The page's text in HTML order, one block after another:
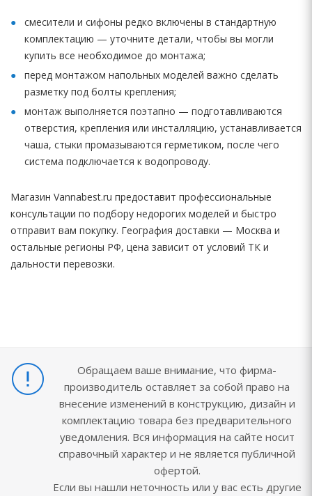
смесители и сифоны редко включены в стандартную
комплектацию — уточните детали, чтобы вы могли
купить все необходимое до монтажа;
перед монтажом напольных моделей важно сделать
разметку под болты крепления;
монтаж выполняется поэтапно — подготавливаются
отверстия, крепления или инсталляцию, устанавливается
чаша, стыки промазываются герметиком, после чего
система подключается к водопроводу.
Магазин Vannabest.ru предоставит профессиональные
консультации по подбору недорогих моделей и быстро
отправит вам покупку. География доставки — Москва и
остальные регионы РФ, цена зависит от условий ТК и
дальности перевозки.
Обращаем ваше внимание, что фирма-
производитель оставляет за собой право на
внесение изменений в конструкцию, дизайн и
комплектацию товара без предварительного
уведомления. Вся информация на сайте носит
справочный характер и не является публичной
офертой.
Если вы нашли неточность или у вас есть другие